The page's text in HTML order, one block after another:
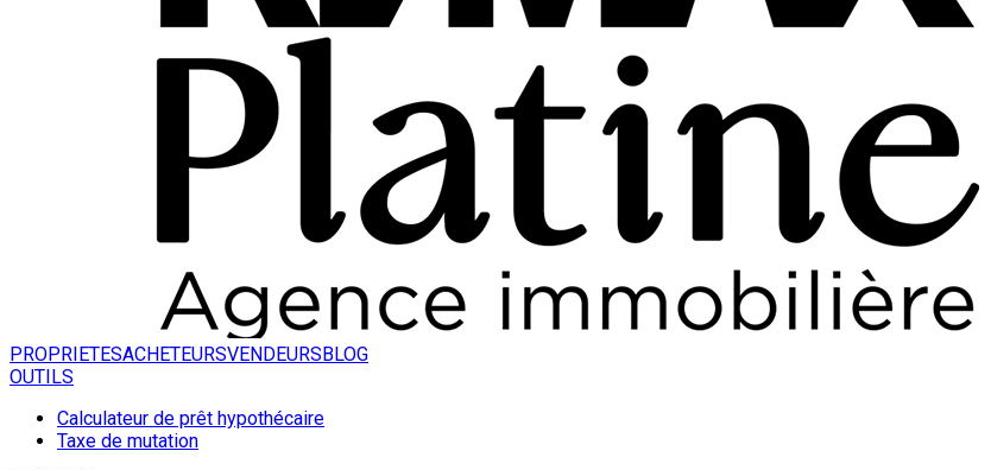
PROPRIETESACHETEURSVENDEURSBLOG
OUTILS
Calculateur de prêt hypothécaire
Taxe de mutation